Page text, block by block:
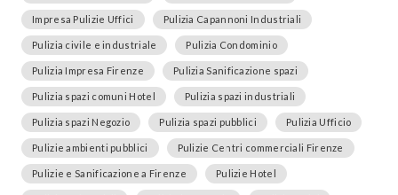
Impresa Pulizie Uffici Pulizia Capannoni Industriali
Pulizia civile e industriale Pulizia Condominio
Pulizia Impresa Firenze Pulizia Sanificazione spazi
Pulizia spazi comuni Hotel Pulizia spazi industriali
Pulizia spazi Negozio Pulizia spazi pubblici Pulizia Ufficio
Pulizie ambienti pubblici Pulizie Centri commerciali Firenze
Pulizie e Sanificazione a Firenze Pulizie Hotel